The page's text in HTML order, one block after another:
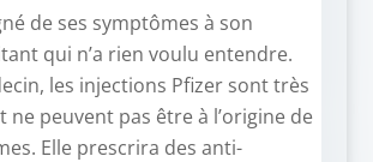
de ses symptômes à son
qui n’a rien voulu entendre.
les injections Pfizer sont très
ne peuvent pas être à l’origine de
Elle prescrira des anti-